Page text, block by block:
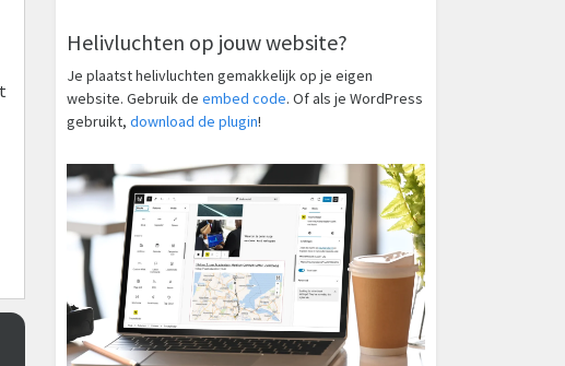
Helivluchten op jouw website?
Je plaatst helivluchten gemakkelijk op je eigen
website. Gebruik de embed code. Of als je WordPress
gebruikt, download de plugin!